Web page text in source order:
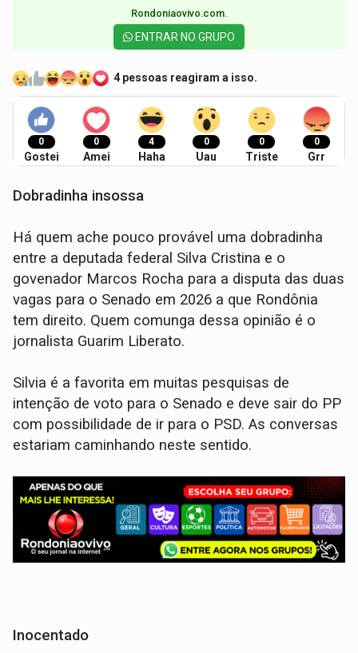
Rondoniaovivo.com.​
ENTRAR NO GRUPO
4 pessoas reagiram a isso.
0
Gostei
0
Amei
4
Haha
0
Uau
0
Triste
0
Grr
Dobradinha insossa
Há quem ache pouco provável uma dobradinha
entre a deputada federal Silva Cristina e o
govenador Marcos Rocha para a disputa das duas
vagas para o Senado em 2026 a que Rondônia
tem direito. Quem comunga dessa opinião é o
jornalista Guarim Liberato.
Silvia é a favorita em muitas pesquisas de
intenção de voto para o Senado e deve sair do PP
com possibilidade de ir para o PSD. As conversas
estariam caminhando neste sentido.
Inocentado